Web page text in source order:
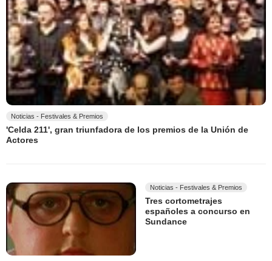
Noticias - Festivales & Premios
'Celda 211', gran triunfadora de los premios de la Unión de
Actores
Noticias - Festivales & Premios
Tres cortometrajes
españoles a concurso en
Sundance